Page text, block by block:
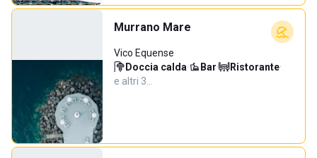
Murrano Mare
Vico Equense
Doccia calda· Bar· Ristorante·
e altri 3…